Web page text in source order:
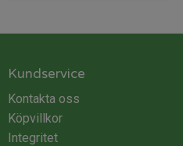
Kundservice
Kontakta oss
Köpvillkor
Integritet